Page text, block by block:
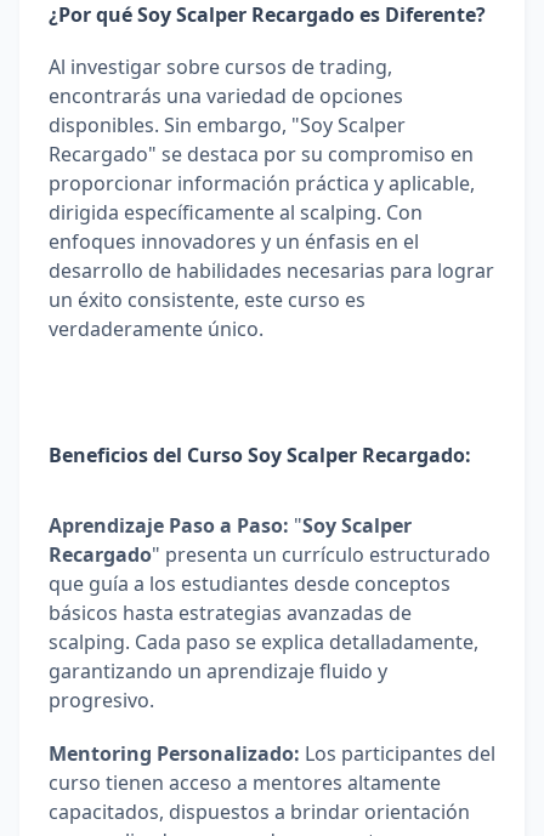
¿Por qué Soy Scalper Recargado es Diferente?
Al investigar sobre cursos de trading,
encontrarás una variedad de opciones
disponibles. Sin embargo, "Soy Scalper
Recargado" se destaca por su compromiso en
proporcionar información práctica y aplicable,
dirigida específicamente al scalping. Con
enfoques innovadores y un énfasis en el
desarrollo de habilidades necesarias para lograr
un éxito consistente, este curso es
verdaderamente único.
Beneficios del Curso Soy Scalper Recargado:
Aprendizaje Paso a Paso: "Soy Scalper
Recargado" presenta un currículo estructurado
que guía a los estudiantes desde conceptos
básicos hasta estrategias avanzadas de
scalping. Cada paso se explica detalladamente,
garantizando un aprendizaje fluido y
progresivo.
Mentoring Personalizado: Los participantes del
curso tienen acceso a mentores altamente
capacitados, dispuestos a brindar orientación